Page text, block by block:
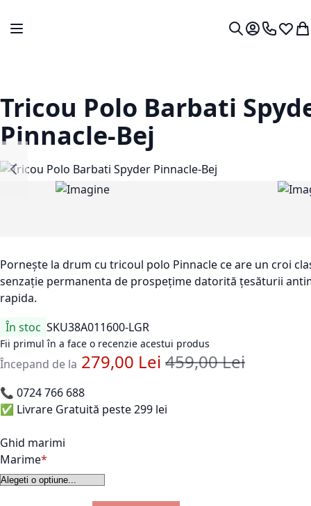
Comutare în navigare
Contul meu.
0724 766
Lista
Tricou Polo Barbati
Pinnacle-Bej
Pornește la drum cu tricoul polo Pinnacle ce are un croi
senzație permanenta de prospețime datorită țesăturii
rapida.
În stoc SKU38A011600-LGR
Fii primul în a face o recenzie acestui produs
Începand de la 279,00 Lei Pret standard
459,00 Lei
📞 0724 766 688
✅ Livrare Gratuită peste 299 lei
Ghid marimi
Marime